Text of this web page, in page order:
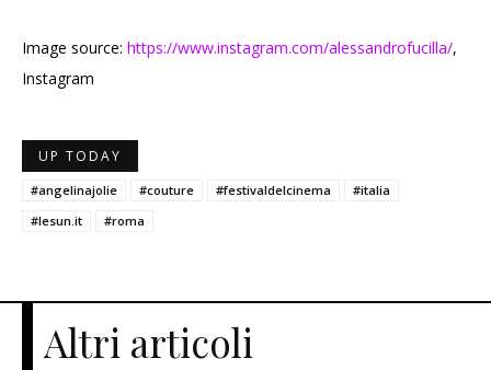
Image source: https://www.instagram.com/alessandrofucilla/,
Instagram
UP TODAY
#angelinajolie #couture #festivaldelcinema
#italia
#lesun.it
#roma
Altri articoli